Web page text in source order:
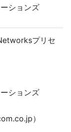
ションズ
プリセ
ーションズ
）